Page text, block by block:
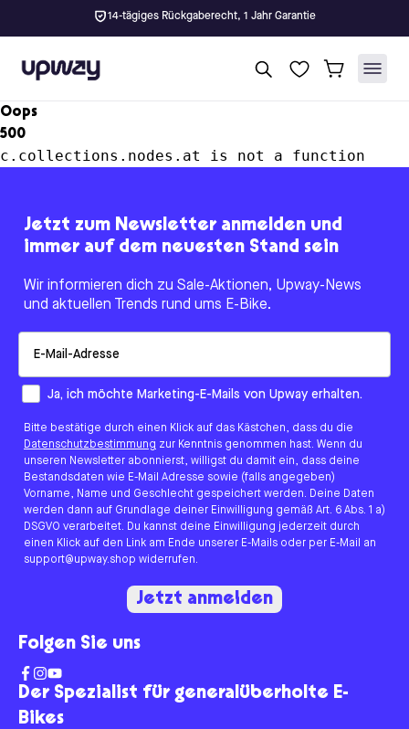
14-tägiges Rückgaberecht, 1 Jahr Garantie
Upway
Oops
500
c.collections.nodes.at is not a function
Der Spezialist für generalüberholte E-
Bikes
Jetzt zum Newsletter anmelden und
immer auf dem neuesten Stand sein
Wir informieren dich zu Sale-Aktionen, Upway-News
und aktuellen Trends rund ums E-Bike.
How would you like to hear from us?
Ja, ich möchte Marketing-E-Mails von Upway erhalten.
Bitte bestätige durch einen Klick auf das Kästchen, dass du die
Datenschutzbestimmung zur Kenntnis genommen hast. Wenn du
unseren Newsletter abonnierst, willigst du damit ein, dass deine
Bestandsdaten wie E-Mail Adresse sowie (falls angegeben)
Vorname, Name und Geschlecht gespeichert werden. Deine Daten
werden dann auf Grundlage deiner Einwilligung gemäß Art. 6 Abs. 1 a)
DSGVO verarbeitet. Du kannst deine Einwilligung jederzeit durch
einen Klick auf den Link am Ende unserer E-Mails oder per E-Mail an
support@upway.shop widerrufen.
Jetzt anmelden
Folgen Sie uns